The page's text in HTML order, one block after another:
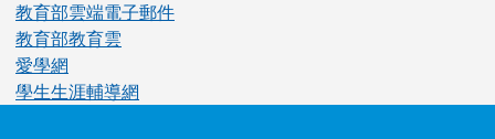
教育部雲端電子郵件
教育部教育雲
愛學網
學生生涯輔導網